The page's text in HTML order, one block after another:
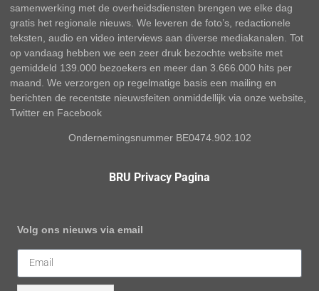
samenwerking met de overheidsdiensten brengen we elke dag
gratis het regionale nieuws. We leveren de foto’s, redactionele
teksten, audio en video interviews aan diverse mediakanalen. Tot
op vandaag hebben we een zeer druk bezochte website met
gemiddeld 139.000 bezoekers en meer dan 3.666.000 hits per
maand. We verzorgen op regelmatige basis een mailing en
berichten de recentste nieuwsfeiten onmiddellijk via onze website,
Twitter en Facebook
Ondernemingsnummer BE0474.902.102
BRU Privacy Pagina
Volg ons nieuws via email